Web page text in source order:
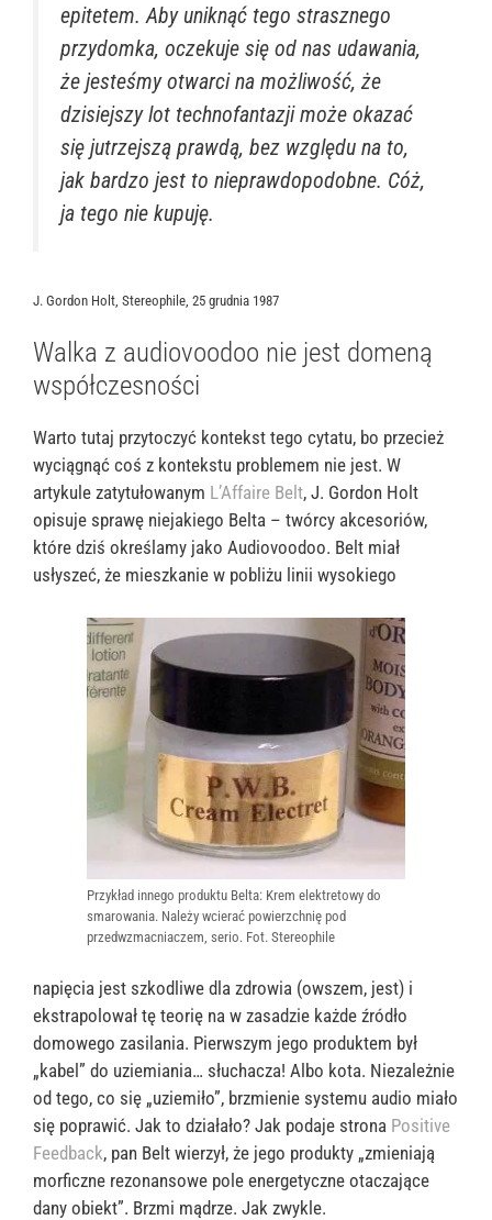
epitetem. Aby uniknąć tego strasznego
przydomka, oczekuje się od nas udawania,
że jesteśmy otwarci na możliwość, że
dzisiejszy lot technofantazji może okazać
się jutrzejszą prawdą, bez względu na to,
jak bardzo jest to nieprawdopodobne. Cóż,
ja tego nie kupuję.
J. Gordon Holt, Stereophile, 25 grudnia 1987
Walka z audiovoodoo nie jest domeną
współczesności
Warto tutaj przytoczyć kontekst tego cytatu, bo przecież
wyciągnąć coś z kontekstu problemem nie jest. W
artykule zatytułowanym L’Affaire Belt, J. Gordon Holt
opisuje sprawę niejakiego Belta – twórcy akcesoriów,
które dziś określamy jako Audiovoodoo. Belt miał
usłyszeć, że mieszkanie w pobliżu linii wysokiego
Przykład innego produktu Belta: Krem elektretowy do
smarowania. Należy wcierać powierzchnię pod
przedwzmacniaczem, serio. Fot. Stereophile
napięcia jest szkodliwe dla zdrowia (owszem, jest) i
ekstrapolował tę teorię na w zasadzie każde źródło
domowego zasilania. Pierwszym jego produktem był
„kabel” do uziemiania… słuchacza! Albo kota. Niezależnie
od tego, co się „uziemiło”, brzmienie systemu audio miało
się poprawić. Jak to działało? Jak podaje strona Positive
Feedback, pan Belt wierzył, że jego produkty „zmieniają
morficzne rezonansowe pole energetyczne otaczające
dany obiekt”. Brzmi mądrze. Jak zwykle.